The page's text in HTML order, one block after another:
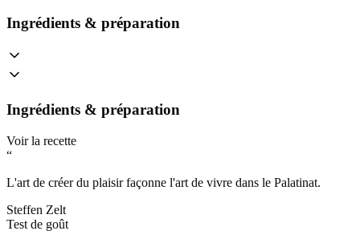
Ingrédients & préparation
Ingrédients & préparation
Voir la recette
“
L'art de créer du plaisir façonne l'art de vivre dans le Palatinat.
Steffen Zelt
Test de goût